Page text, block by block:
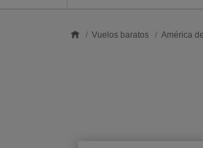
Vuelos baratos América